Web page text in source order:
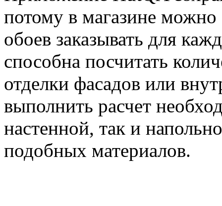
потому в магазине можно
обоев заказывать для
способна посчитать
отделки фасадов или
выполнить расчет
настенной, так и
подобных материалов.